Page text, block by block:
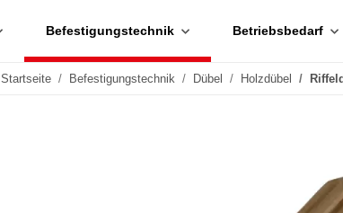
Befestigungstechnik Betriebsbedarf
Startseite Befestigungstechnik Dübel Holzdübel